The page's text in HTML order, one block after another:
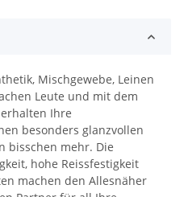
Mischgewebe, Leinen
Leute und mit dem
Ihre
besonders glanzvollen
bisschen mehr. Die
hohe Reissfestigkeit
machen den Allesnäher